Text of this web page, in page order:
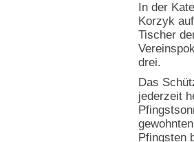
In der
Korzyk
Tischer
drei.
Das
jederzeit
Pfingsten